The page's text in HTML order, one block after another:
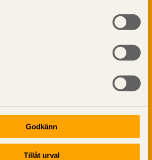
Godkänn
Tillåt urval
i byggnader
funktionskrav
brandmotstånd
med sprinkler
hanteras på ett ansvarsfullt sätt.
skicka lämnar du ditt samtycke.